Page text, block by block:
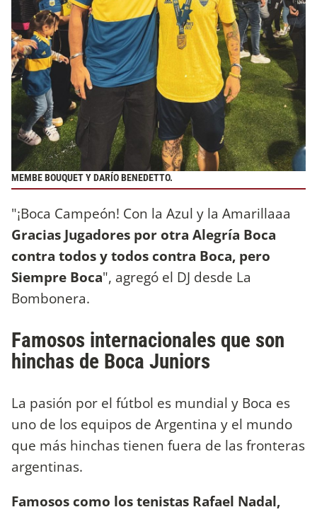
MEMBE BOUQUET Y DARÍO BENEDETTO.
"¡Boca Campeón! Con la Azul y la Amarillaaa
Gracias Jugadores por otra Alegría Boca
contra todos y todos contra Boca, pero
Siempre Boca", agregó el DJ desde La
Bombonera.
Famosos internacionales que son
hinchas de Boca Juniors
La pasión por el fútbol es mundial y Boca es
uno de los equipos de Argentina y el mundo
que más hinchas tienen fuera de las fronteras
argentinas.
Famosos como los tenistas Rafael Nadal,